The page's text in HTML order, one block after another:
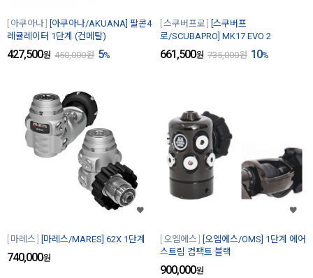
아쿠아나
[아쿠아나/AKUANA] 팔콘4
레귤레이터 1단계 (건메탈)
427,500원 450,000원 5%
스쿠버프로
[스쿠버프
로/SCUBAPRO] MK17 EVO 2
661,500원 735,000원 10%
마레스 [마레스/MARES] 62X 1단계
740,000원
오엠에스
[오엠에스/OMS] 1단계 에어
스트림 컴팩트 블랙
900,000원